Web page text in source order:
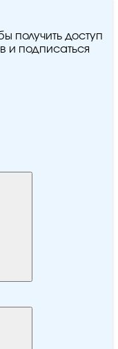
получить доступ
и подписаться